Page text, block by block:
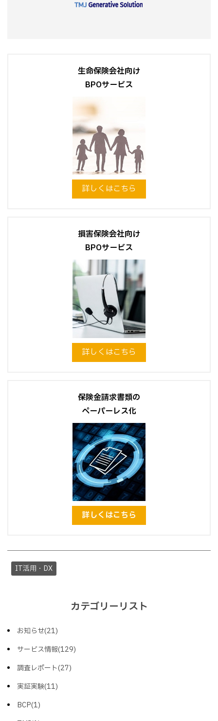
生命保険会社向け
BPOサービス
詳しくはこちら
損害保険会社向け
BPOサービス
詳しくはこちら
保険金請求書類の
ペーパーレス化
詳しくはこちら
IT活用・DX
カテゴリーリスト
お知らせ(21)
サービス情報(129)
調査レポート(27)
実証実験(11)
BCP(1)